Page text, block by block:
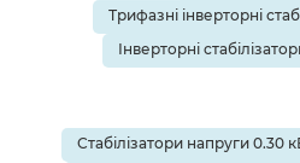
Трифазні інверторні
Інверторні
Стабілізатори напруги 0.30